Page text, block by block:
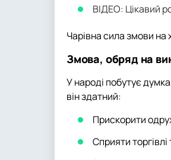
ВІДЕО: Цікавий
Чарівна сила змови
Змова, обряд на
У народі побутує
він здатний:
Прискорити
Сприяти